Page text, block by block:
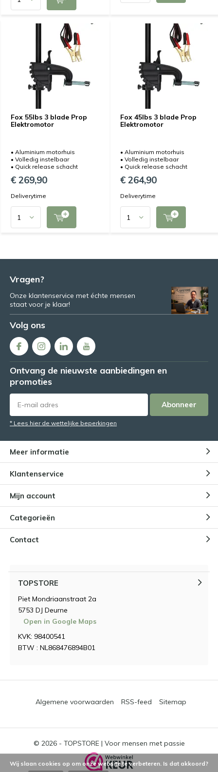
Fox 55lbs 3 blade Prop
Elektromotor
• Aluminium motorhuis
• Volledig instelbaar
• Quick release schacht
€ 269,90
Deliverytime
Fox 45lbs 3 blade Prop
Elektromotor
• Aluminium motorhuis
• Volledig instelbaar
• Quick release schacht
€ 264,90
Deliverytime
Vragen?
Onze klantenservice met échte mensen
staat voor je klaar!
Volg ons
Ontvang de nieuwste aanbiedingen en
promoties
Abonneer
* Lees hier de wettelijke beperkingen
Meer informatie
Klantenservice
Mijn account
Categorieën
Contact
TOPSTORE
Piet Mondriaanstraat 2a
5753 DJ Deurne
Open in Google Maps
KVK: 98400541
BTW : NL868476894B01
© 2026 - TOPSTORE | Voor mensen met passie
Algemene voorwaarden RSS-feed Sitemap
Wij slaan cookies op om onze website te verbeteren. Is dat akkoord?